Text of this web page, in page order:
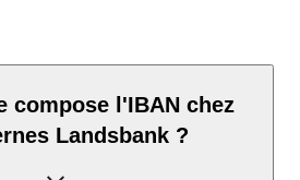
compose l'IBAN chez
Landsbank ?